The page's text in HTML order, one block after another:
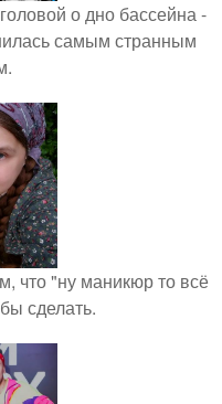
о дно бассейна -
самым странным
что "ну маникюр то всё
сделать.